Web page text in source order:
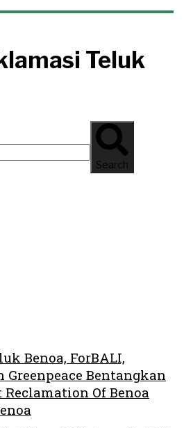
Teluk
Search
Benoa, ForBALI,
Greenpeace Bentangkan
Reclamation Of Benoa